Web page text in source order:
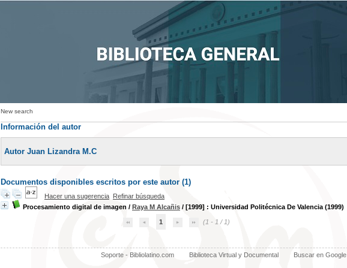
New search
Información del autor
Autor Juan Lizandra M.C
Documentos disponibles escritos por este autor (1)
Hacer una sugerencia Refinar búsqueda
Procesamiento digital de imagen / Raya M Alcañis / [1999] : Universidad Politécnica De Valencia (1999)
1 (1 - 1 / 1)
Soporte - Bibliolatino.com Biblioteca Virtual y Documental Buscar en Google